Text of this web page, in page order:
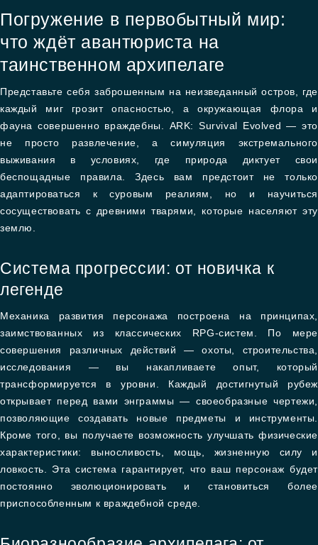
Погружение в первобытный мир:
что ждёт авантюриста на
таинственном архипелаге
Представьте себя заброшенным на неизведанный остров, где
каждый миг грозит опасностью, а окружающая флора и
фауна совершенно враждебны. ARK: Survival Evolved — это
не просто развлечение, а симуляция экстремального
выживания в условиях, где природа диктует свои
беспощадные правила. Здесь вам предстоит не только
адаптироваться к суровым реалиям, но и научиться
сосуществовать с древними тварями, которые населяют эту
землю.
Система прогрессии: от новичка к
легенде
Механика развития персонажа построена на принципах,
заимствованных из классических RPG-систем. По мере
совершения различных действий — охоты, строительства,
исследования — вы накапливаете опыт, который
трансформируется в уровни. Каждый достигнутый рубеж
открывает перед вами энграммы — своеобразные чертежи,
позволяющие создавать новые предметы и инструменты.
Кроме того, вы получаете возможность улучшать физические
характеристики: выносливость, мощь, жизненную силу и
ловкость. Эта система гарантирует, что ваш персонаж будет
постоянно эволюционировать и становиться более
приспособленным к враждебной среде.